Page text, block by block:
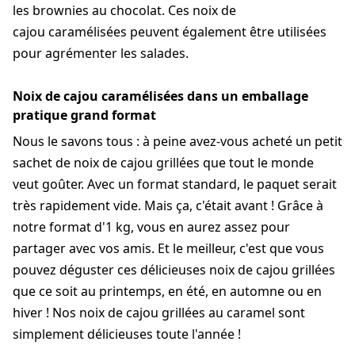
les brownies au chocolat. Ces noix de
cajou caramélisées peuvent également être utilisées
pour agrémenter les salades.
Noix de cajou caramélisées dans un emballage
pratique grand format
Nous le savons tous : à peine avez-vous acheté un petit
sachet de noix de cajou grillées que tout le monde
veut goûter. Avec un format standard, le paquet serait
très rapidement vide. Mais ça, c'était avant ! Grâce à
notre format d'1 kg, vous en aurez assez pour
partager avec vos amis. Et le meilleur, c'est que vous
pouvez déguster ces délicieuses noix de cajou grillées
que ce soit au printemps, en été, en automne ou en
hiver ! Nos noix de cajou grillées au caramel sont
simplement délicieuses toute l'année !